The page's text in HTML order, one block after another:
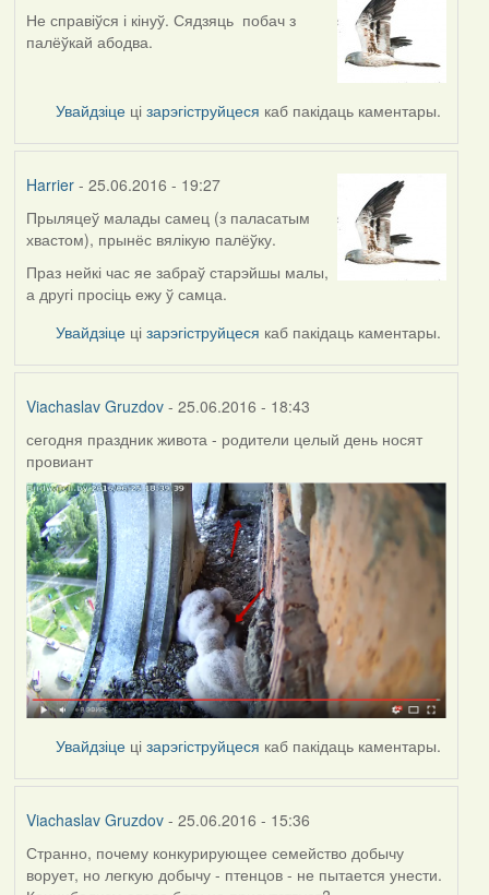
Не справіўся і кінуў. Сядзяць побач з
палёўкай абодва.
Увайдзіце цізарэгіструйцеся каб пакідаць каментары.
Harrier- 25.06.2016 - 19:27
Прыляцеў малады самец (з паласатым
хвастом), прынёс вялікую палёўку.
Праз нейкі час яе забраў старэйшы малы,
а другі просіць ежу ў самца.
Увайдзіце цізарэгіструйцеся каб пакідаць каментары.
Viachaslav Gruzdov- 25.06.2016 - 18:43
сегодня праздник живота - родители целый день носят
провиант
Увайдзіце цізарэгіструйцеся каб пакідаць каментары.
Viachaslav Gruzdov- 25.06.2016 - 15:36
Странно, почему конкурирующее семейство добычу
ворует, но легкую добычу - птенцов - не пытается унести.